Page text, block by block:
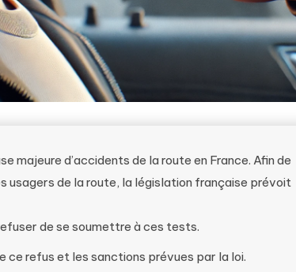
majeure d’accidents de la route en France. Afin de
usagers de la route, la législation française prévoit
de se soumettre à ces tests.
ce refus et les sanctions prévues par la loi.